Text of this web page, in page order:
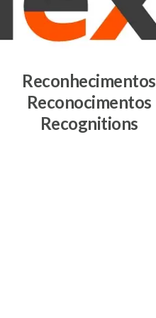
Reconhecimentos
Reconocimentos
Recognitions